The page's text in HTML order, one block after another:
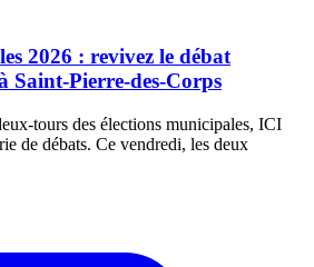
2026 : revivez le débat
Saint-Pierre-des-Corps
tours des élections municipales, ICI
de débats. Ce vendredi, les deux